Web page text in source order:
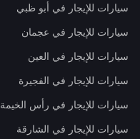
سيارات للإيجار في أبو ظبي
سيارات للإيجار في عجمان
سيارات للإيجار في العين
سيارات للإيجار في الفجيرة
سيارات للإيجار في رأس الخيمة
سيارات للإيجار في الشارقة